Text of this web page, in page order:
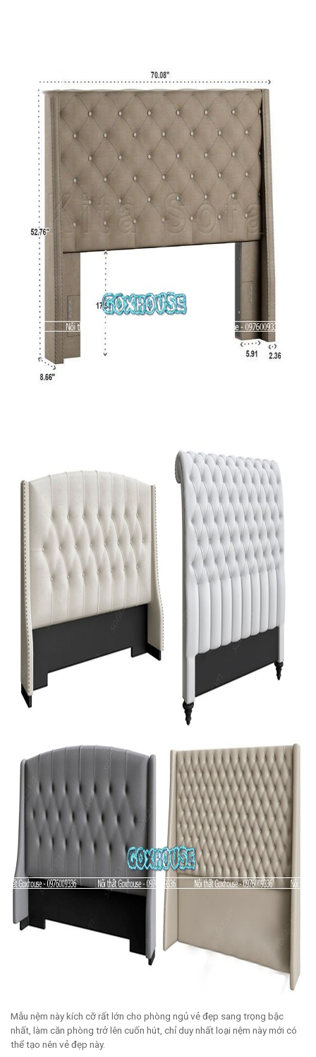
Mẫu nệm này kích cỡ rất lớn cho phòng ngủ vẻ đẹp sang trọng bậc
nhất, làm căn phòng trở lên cuốn hút, chỉ duy nhất loại nệm này mới có
thể tạo nên vẻ đẹp này.